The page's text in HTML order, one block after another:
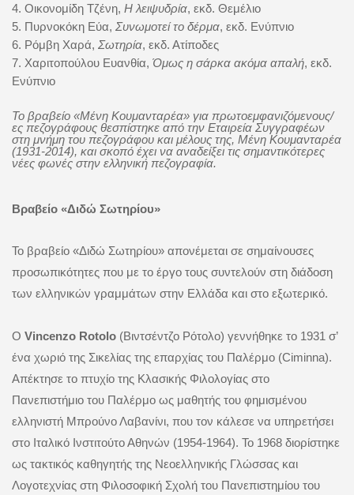
4. Οικονομίδη Τζένη, Η λειψυδρία, εκδ. Θεμέλιο
5. Πυρνοκόκη Εύα, Συνωμοτεί το δέρμα, εκδ. Ενύπνιο
6. Ρόμβη Χαρά, Σωτηρία, εκδ. Ατίποδες
7. Χαριτοπούλου Ευανθία, Όμως η σάρκα ακόμα απαλή, εκδ.
Ενύπνιο
Το βραβείο «Μένη Κουμανταρέα» για πρωτοεμφανιζόμενους/
ες πεζογράφους θεσπίστηκε από την Εταιρεία Συγγραφέων
στη μνήμη του πεζογράφου και μέλους της, Μένη Κουμανταρέα
(1931-2014), και σκοπό έχει να αναδείξει τις σημαντικότερες
νέες φωνές στην ελληνική πεζογραφία.
Βραβείο «Διδώ Σωτηρίου»
Το βραβείο «Διδώ Σωτηρίου» απονέμεται σε σημαίνουσες
προσωπικότητες που με το έργο τους συντελούν στη διάδοση
των ελληνικών γραμμάτων στην Ελλάδα και στο εξωτερικό.
O Vincenzo Rotolo(Βιντσέντζο Ρότολο) γεννήθηκε το 1931 σ’
ένα χωριό της Σικελίας της επαρχίας του Παλέρμο (Ciminna).
Απέκτησε το πτυχίο της Κλασικής Φιλολογίας στο
Πανεπιστήμιο του Παλέρμο ως μαθητής του φημισμένου
ελληνιστή Μπρούνο Λαβανίνι, που τον κάλεσε να υπηρετήσει
στο Ιταλικό Ινστιτούτο Αθηνών (1954-1964). Το 1968 διορίστηκε
ως τακτικός καθηγητής της Νεοελληνικής Γλώσσας και
Λογοτεχνίας στη Φιλοσοφική Σχολή του Πανεπιστημίου του